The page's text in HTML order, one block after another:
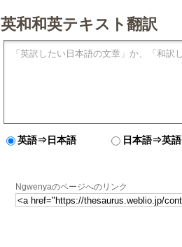
英和和英テキスト翻訳
英語⇒日本語 日本語⇒英語
Ngwenyaのページへのリンク